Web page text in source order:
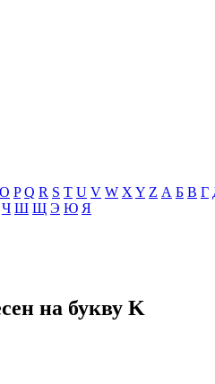
O P Q R S T U V W X Y Z А Б В Г
Ч Ш Щ Э Ю Я
на букву K